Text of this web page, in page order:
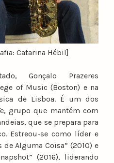
Catarina Hébil]
Gonçalo Prazeres
of Music (Boston) e na
de Lisboa. É um dos
grupo que mantém com
que se prepara para
Estreou-se como líder e
Alguma Coisa” (2010) e
(2016), liderando